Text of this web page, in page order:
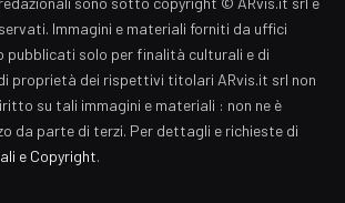
Immagini e materiali forniti da uffici
pubblicati solo per finalità culturali e di
proprietà dei rispettivi titolari ARvis.it srl non
su tali immagini e materiali : non ne è
da parte di terzi. Per dettagli e richieste di
e Copyright.